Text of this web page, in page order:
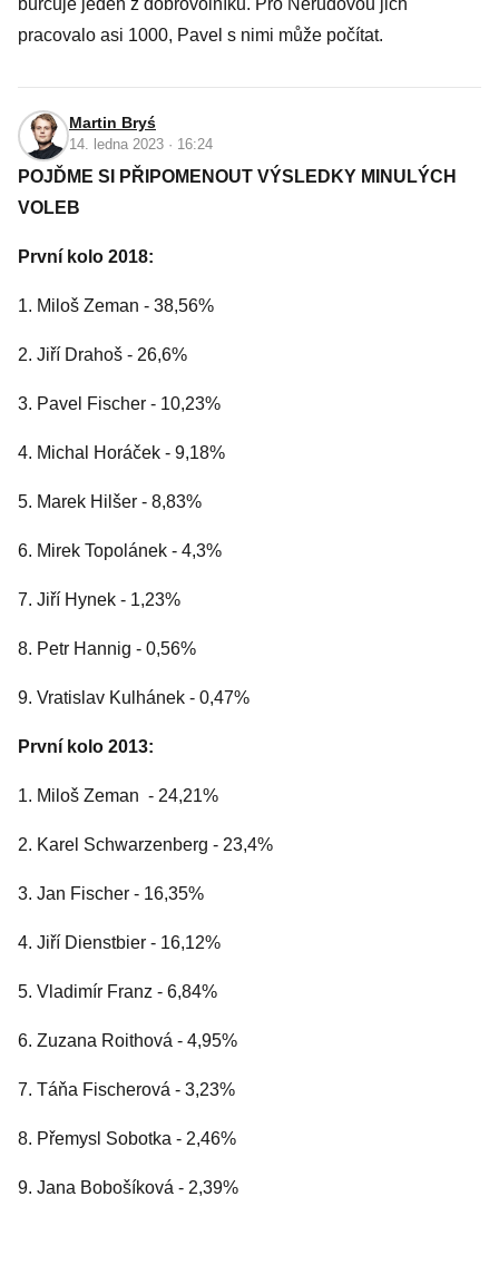
burcuje jeden z dobrovolníků. Pro Nerudovou jich
pracovalo asi 1000, Pavel s nimi může počítat.
Martin Bryś
14. ledna 2023 · 16:24
POJĎME SI PŘIPOMENOUT VÝSLEDKY MINULÝCH
VOLEB
První kolo 2018:
1. Miloš Zeman - 38,56%
2. Jiří Drahoš - 26,6%
3. Pavel Fischer - 10,23%
4. Michal Horáček - 9,18%
5. Marek Hilšer - 8,83%
6. Mirek Topolánek - 4,3%
7. Jiří Hynek - 1,23%
8. Petr Hannig - 0,56%
9. Vratislav Kulhánek - 0,47%
První kolo 2013:
1. Miloš Zeman - 24,21%
2. Karel Schwarzenberg - 23,4%
3. Jan Fischer - 16,35%
4. Jiří Dienstbier - 16,12%
5. Vladimír Franz - 6,84%
6. Zuzana Roithová - 4,95%
7. Táňa Fischerová - 3,23%
8. Přemysl Sobotka - 2,46%
9. Jana Bobošíková - 2,39%